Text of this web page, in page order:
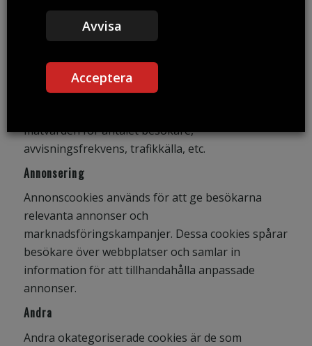
vilket hjälper till att leverera en bättre
användarupplevelse för besökarna.
Analytiska cookies används för att förstå hur
besökare interagerar med webbplatsen. Dessa
mätvärden för antalet besökare,
avvisningsfrekvens, trafikkälla, etc.
Annonsering
Annonscookies används för att ge besökarna
relevanta annonser och
marknadsföringskampanjer. Dessa cookies spårar
besökare över webbplatser och samlar in
information för att tillhandahålla anpassade
annonser.
Andra
Andra okategoriserade cookies är de som
Avvisa
Acceptera